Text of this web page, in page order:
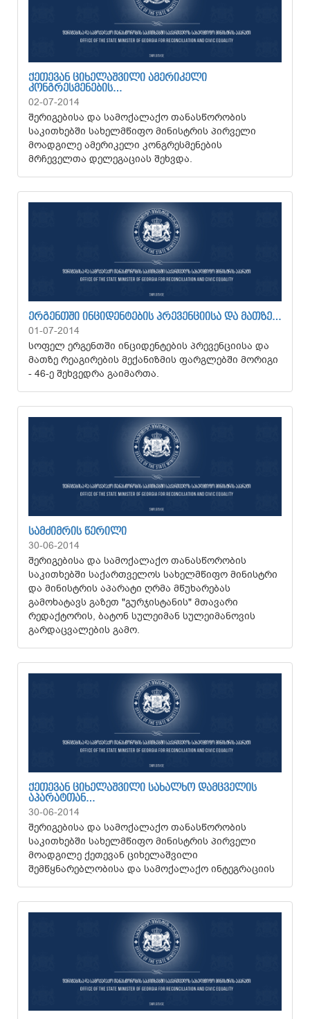
ᲥᲔᲗᲔᲕᲐᲜ ᲪᲘᲮᲔᲚᲐᲨᲕᲘᲚᲘ ᲐᲛᲔᲠᲘᲙᲔᲚᲘ
ᲙᲝᲜᲒᲠᲔᲡᲛᲔᲜᲔᲑᲘᲡ…
02-07-2014
შერიგებისა და სამოქალაქო თანასწორობის
საკითხებში სახელმწიფო მინისტრის პირველი
მოადგილე ამერიკელი კონგრესმენების
მრჩეველთა დელეგაციას შეხვდა.
ᲔᲠᲒᲔᲜᲗᲨᲘ ᲘᲜᲪᲘᲓᲔᲜᲢᲔᲑᲘᲡ ᲞᲠᲔᲕᲔᲜᲪᲘᲘᲡᲐ ᲓᲐ ᲛᲐᲗᲖᲔ…
01-07-2014
სოფელ ერგენთში ინციდენტების პრევენციისა და
მათზე რეაგირების მექანიზმის ფარგლებში მორიგი
- 46-ე შეხვედრა გაიმართა.
ᲡᲐᲛᲫᲘᲛᲠᲘᲡ ᲬᲔᲠᲘᲚᲘ
30-06-2014
შერიგებისა და სამოქალაქო თანასწორობის
საკითხებში საქართველოს სახელმწიფო მინისტრი
და მინისტრის აპარატი ღრმა მწუხარებას
გამოხატავს გაზეთ "გურჯისტანის" მთავარი
რედაქტორის, ბატონ სულეიმან სულეიმანოვის
გარდაცვალების გამო.
ᲥᲔᲗᲔᲕᲐᲜ ᲪᲘᲮᲔᲚᲐᲨᲕᲘᲚᲘ ᲡᲐᲮᲐᲚᲮᲝ ᲓᲐᲛᲪᲕᲔᲚᲘᲡ
ᲐᲞᲐᲠᲐᲢᲗᲐᲜ…
30-06-2014
შერიგებისა და სამოქალაქო თანასწორობის
საკითხებში სახელმწიფო მინისტრის პირველი
მოადგილე ქეთევან ციხელაშვილი
შემწყნარებლობისა და სამოქალაქო ინტეგრაციის